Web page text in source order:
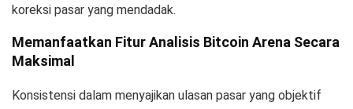
koreksi pasar yang mendadak.
Memanfaatkan Fitur Analisis Bitcoin Arena Secara
Maksimal
Konsistensi dalam menyajikan ulasan pasar yang objektif